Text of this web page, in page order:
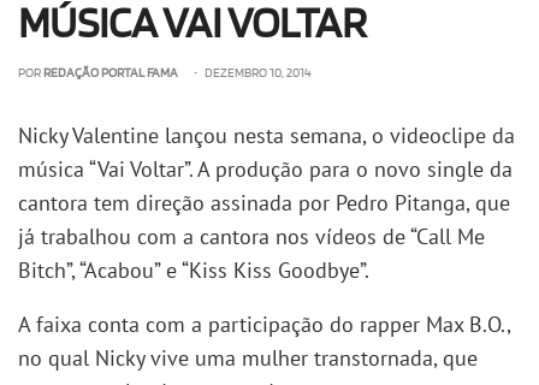
MÚSICA VAI VOLTAR
PORREDAÇÃO PORTAL FAMA • DEZEMBRO 10, 2014
Nicky Valentine lançou nesta semana, o videoclipe da
música “Vai Voltar”. A produção para o novo single da
cantora tem direção assinada por Pedro Pitanga, que
já trabalhou com a cantora nos vídeos de “Call Me
Bitch”, “Acabou” e “Kiss Kiss Goodbye”.
A faixa conta com a participação do rapper Max B.O.,
no qual Nicky vive uma mulher transtornada, que